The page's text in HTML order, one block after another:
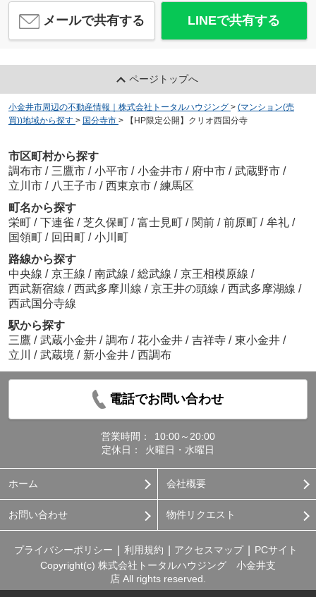
メールで共有する LINEで共有する
ページトップへ
小金井市周辺の不動産情報｜株式会社トータルハウジング > (マンション(売
買))地域から探す > 国分寺市 > 【HP限定公開】クリオ西国分寺
市区町村から探す
調布市 / 三鷹市 / 小平市 / 小金井市 / 府中市 / 武蔵野市 /
立川市 / 八王子市 / 西東京市 / 練馬区
町名から探す
栄町 / 下連雀 / 芝久保町 / 富士見町 / 関前 / 前原町 / 牟礼 /
国領町 / 回田町 / 小川町
路線から探す
中央線 / 京王線 / 南武線 / 総武線 / 京王相模原線 /
西武新宿線 / 西武多摩川線 / 京王井の頭線 / 西武多摩湖線 /
西武国分寺線
駅から探す
三鷹 / 武蔵小金井 / 調布 / 花小金井 / 吉祥寺 / 東小金井 /
立川 / 武蔵境 / 新小金井 / 西調布
電話でお問い合わせ
営業時間：
10:00～20:00
定休日：
火曜日・水曜日
ホーム 会社概要
お問い合わせ 物件リクエスト
プライバシーポリシー 利用規約 アクセスマップ
PCサイト
Copyright(c) 株式会社トータルハウジング 小金井支
店 All rights reserved.